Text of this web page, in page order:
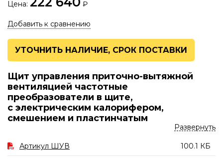
ПРОЕКТИРОВЩИКУ
МОНТАЖНИКУ
Цена: ₽
Добавить к сравнению
УТОЧНИТЬ НАЛИЧИЕ, СРОК ПОСТАВКИ
Щит управления приточно-вытяжной
вентиляцией частотные
преобразователи в щите,
с электрическим калорифером,
смешением и пластинчатым
Комплектующие: CHINT, Klemsan, Shenler, MV, Корпус
DKC.
Развернуть
Артикул ШУВ 100.1 КБ